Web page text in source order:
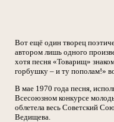
Вот ещё один творец
автором лишь одного
хотя песня «Товарищ»
горбушку – и ту пополам!»
В мае 1970 года песня,
Всесоюзном конкурсе
облетела весь Советский
Ведищева.